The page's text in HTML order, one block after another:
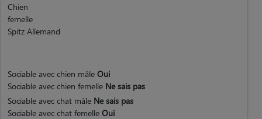
Chien
femelle
Spitz Allemand
Sociable avec chien mâle Oui
Sociable avec chien femelle Ne sais pas
Sociable avec chat mâle Ne sais pas
Sociable avec chat femelle Oui